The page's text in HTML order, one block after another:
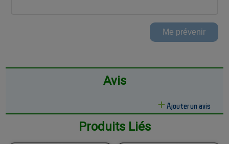
Avis
Ajouter un avis
Produits Liés